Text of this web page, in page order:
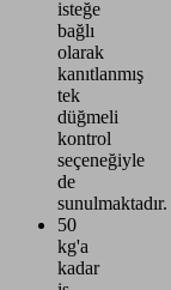
isteğe
bağlı
olarak
kanıtlanmış
tek
düğmeli
kontrol
seçeneğiyle
de
sunulmaktadır.
50
kg'a
kadar